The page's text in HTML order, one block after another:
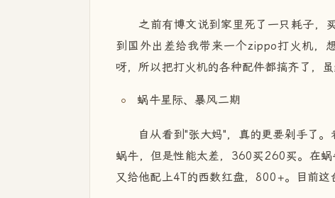
之前有博文说到家里死了一只耗子，
到国外出差给我带来一个zippo打火机，
呀，所以把打火机的各种配件都搞齐了，
蜗牛星际、暴风二期
自从看到"张大妈"，真的更要剁手了
蜗牛，但是性能太差，360买260买。在
又给他配上4T的西数红盘，800+。目前这